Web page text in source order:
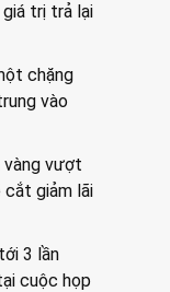
trị trả lại
chặng
vào
vàng vượt
cắt giảm lãi
3 lần
cuộc họp